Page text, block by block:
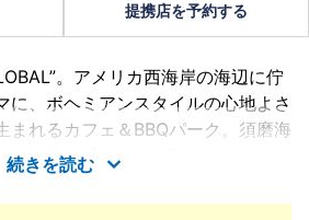
提携店を予約する
。アメリカ西海岸の海辺に佇
に、ボヘミアンスタイルの心地よさ
まれるカフェ＆BBQパーク。須磨海
と海風を感じながらBBQを楽しむ、
ーク。 お客様でご自由にお好きな
、カジュアルにBBQを楽しむも良
続きを読む